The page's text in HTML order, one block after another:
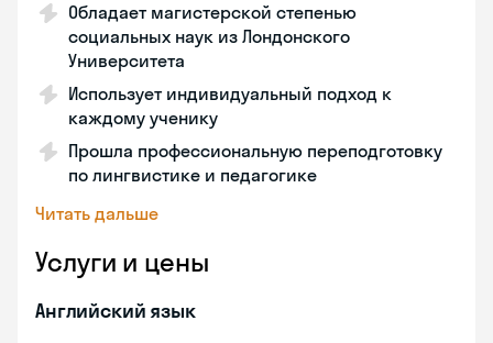
Обладает магистерской степенью
социальных наук из Лондонского
Университета
Использует индивидуальный подход к
каждому ученику
Прошла профессиональную переподготовку
по лингвистике и педагогике
Читать дальше
Услуги и цены
Английский язык